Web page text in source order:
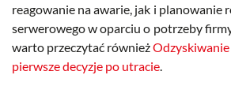
reagowanie na awarie, jak i planowanie
serwerowego w oparciu o potrzeby
warto przeczytać również
pierwsze decyzje po utracie.